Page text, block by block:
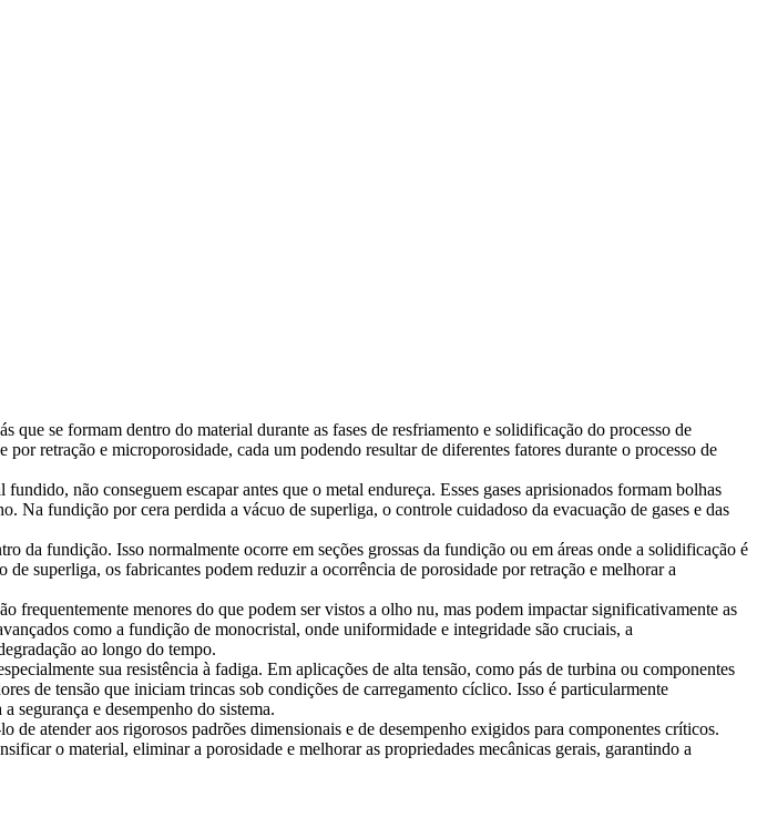
que se formam dentro do material durante as fases de resfriamento e solidificação do processo de
retração e microporosidade, cada um podendo resultar de diferentes fatores durante o processo de
não conseguem escapar antes que o metal endureça. Esses gases aprisionados formam bolhas
Na fundição por cera perdida a vácuo de superliga, o controle cuidadoso da evacuação de gases e das
da fundição. Isso normalmente ocorre em seções grossas da fundição ou em áreas onde a solidificação é
de superliga, os fabricantes podem reduzir a ocorrência de porosidade por retração e melhorar a
frequentemente menores do que podem ser vistos a olho nu, mas podem impactar significativamente as
como a fundição de monocristal, onde uniformidade e integridade são cruciais, a
ao longo do tempo.
sua resistência à fadiga. Em aplicações de alta tensão, como pás de turbina ou componentes
de tensão que iniciam trincas sob condições de carregamento cíclico. Isso é particularmente
segurança e desempenho do sistema.
atender aos rigorosos padrões dimensionais e de desempenho exigidos para componentes críticos.
o material, eliminar a porosidade e melhorar as propriedades mecânicas gerais, garantindo a